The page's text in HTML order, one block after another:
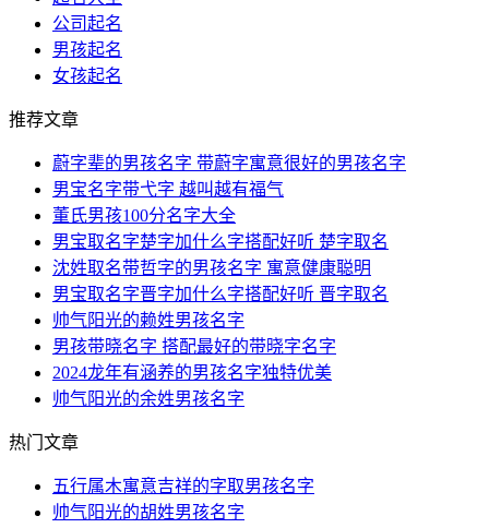
公司起名
男孩起名
女孩起名
推荐文章
蔚字辈的男孩名字 带蔚字寓意很好的男孩名字
男宝名字带弋字 越叫越有福气
董氏男孩100分名字大全
男宝取名字楚字加什么字搭配好听 楚字取名
沈姓取名带哲字的男孩名字 寓意健康聪明
男宝取名字晋字加什么字搭配好听 晋字取名
帅气阳光的赖姓男孩名字
男孩带晓名字 搭配最好的带晓字名字
2024龙年有涵养的男孩名字独特优美
帅气阳光的余姓男孩名字
热门文章
五行属木寓意吉祥的字取男孩名字
帅气阳光的胡姓男孩名字